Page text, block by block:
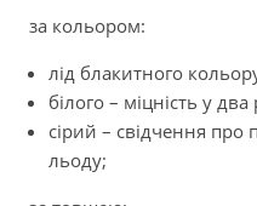
за кольором:
лід блакитного
білого – міцність у
сірий – свідчення про
льоду;